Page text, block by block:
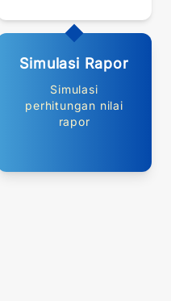
Simulasi Rapor
Simulasi
perhitungan nilai
rapor